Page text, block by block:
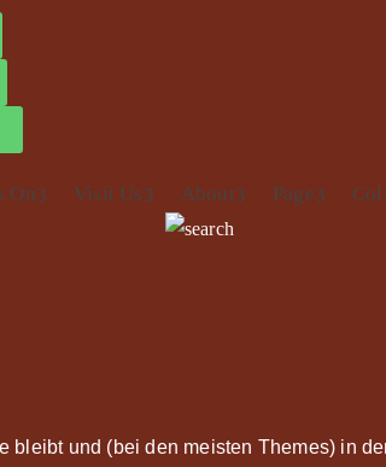
On Visit Us About Page
und (bei den meisten Themes) in